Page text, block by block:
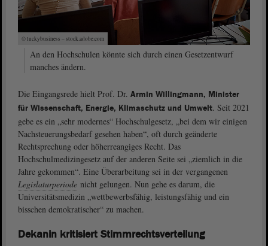
© luckybusiness – stock.adobe.com
An den Hochschulen könnte sich durch einen Gesetzentwurf
manches ändern.
Die Eingangsrede hielt Prof. Dr. Armin Willingmann, Minister
für Wissenschaft, Energie, Klimaschutz und Umwelt. Seit 2021
gebe es ein „sehr modernes“ Hochschulgesetz, „bei dem wir einigen
Nachsteuerungsbedarf gesehen haben“, oft durch geänderte
Rechtsprechung oder höherreangiges Recht. Das
Hochschulmedizingesetz auf der anderen Seite sei „ziemlich in die
Jahre gekommen“. Eine Überarbeitung sei in der vergangenen
Legislaturperiode nicht gelungen. Nun gehe es darum, die
Universitätsmedizin „wettbewerbsfähig, leistungsfähig und ein
bisschen demokratischer“ zu machen.
Dekanin kritisiert Stimmrechtsverteilung